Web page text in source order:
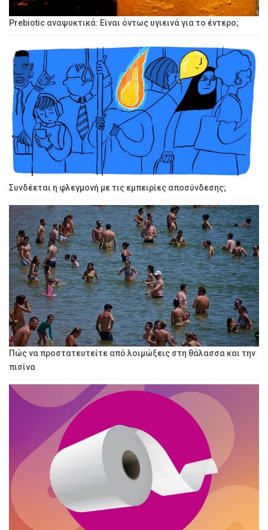
Prebiotic αναψυκτικά: Είναι όντως υγιεινά για το έντερο;
Συνδέεται η φλεγμονή με τις εμπειρίες αποσύνδεσης;
Πώς να προστατευτείτε από λοιμώξεις στη θάλασσα και την
πισίνα